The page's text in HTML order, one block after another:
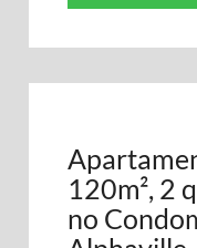
120m², 2
no